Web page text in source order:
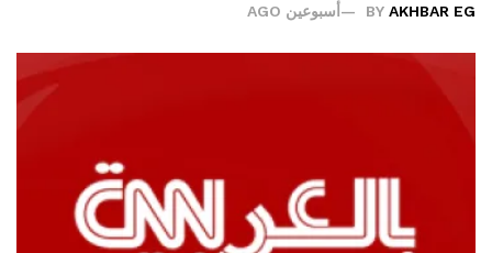
BY AKHBAR EG أسبوعين AGO